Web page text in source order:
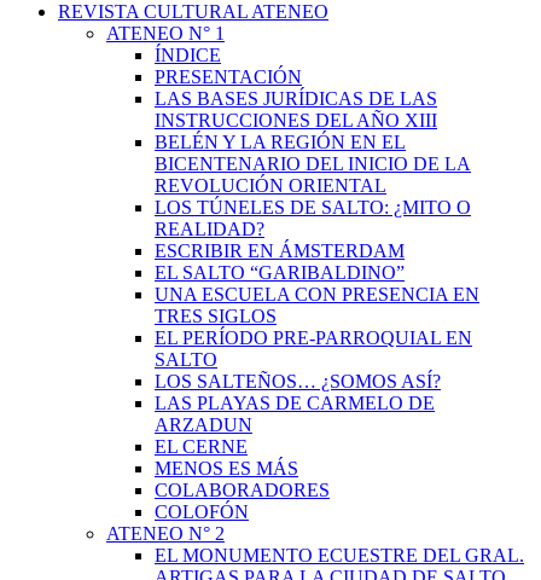
REVISTA CULTURAL ATENEO
ATENEO N° 1
ÍNDICE
PRESENTACIÓN
LAS BASES JURÍDICAS DE LAS
INSTRUCCIONES DEL AÑO XIII
BELÉN Y LA REGIÓN EN EL
BICENTENARIO DEL INICIO DE LA
REVOLUCIÓN ORIENTAL
LOS TÚNELES DE SALTO: ¿MITO O
REALIDAD?
ESCRIBIR EN ÁMSTERDAM
EL SALTO “GARIBALDINO”
UNA ESCUELA CON PRESENCIA EN
TRES SIGLOS
EL PERÍODO PRE-PARROQUIAL EN
SALTO
LOS SALTEÑOS… ¿SOMOS ASÍ?
LAS PLAYAS DE CARMELO DE
ARZADUN
EL CERNE
MENOS ES MÁS
COLABORADORES
COLOFÓN
ATENEO N° 2
EL MONUMENTO ECUESTRE DEL GRAL.